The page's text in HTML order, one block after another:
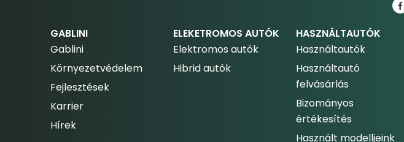
GABLINI
Gablini
Környezetvédelem
Fejlesztések
Karrier
Hírek
ELEKETROMOS AUTÓK
Elektromos autók
Hibrid autók
HASZNÁLTAUTÓK
Használtautók
Használtautó
felvásárlás
Bizományos
értékesítés
Használt modelljeink